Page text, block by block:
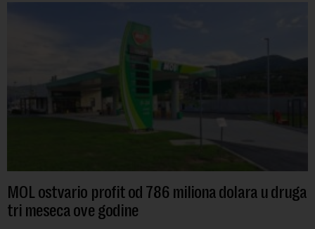
MOL ostvario profit od 786 miliona dolara u druga
tri meseca ove godine